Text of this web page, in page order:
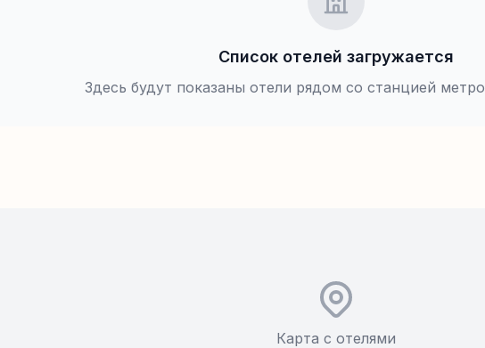
Список отелей загружается
Здесь будут показаны отели рядом со станцией метро
Карта с отелями